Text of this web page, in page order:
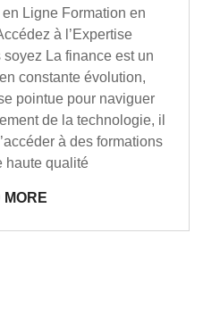
Ligne Formation en
à l’Expertise
La finance est un
constante évolution,
pointue pour naviguer
de la technologie, il
à des formations
haute qualité
MORE